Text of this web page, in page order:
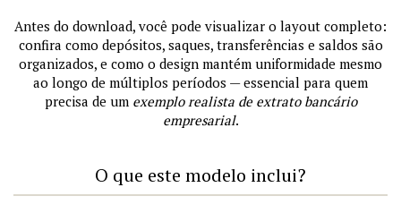
Antes do download, você pode visualizar o layout completo:
confira como depósitos, saques, transferências e saldos são
organizados, e como o design mantém uniformidade mesmo
ao longo de múltiplos períodos — essencial para quem
precisa de um exemplo realista de extrato bancário
empresarial.
O que este modelo inclui?